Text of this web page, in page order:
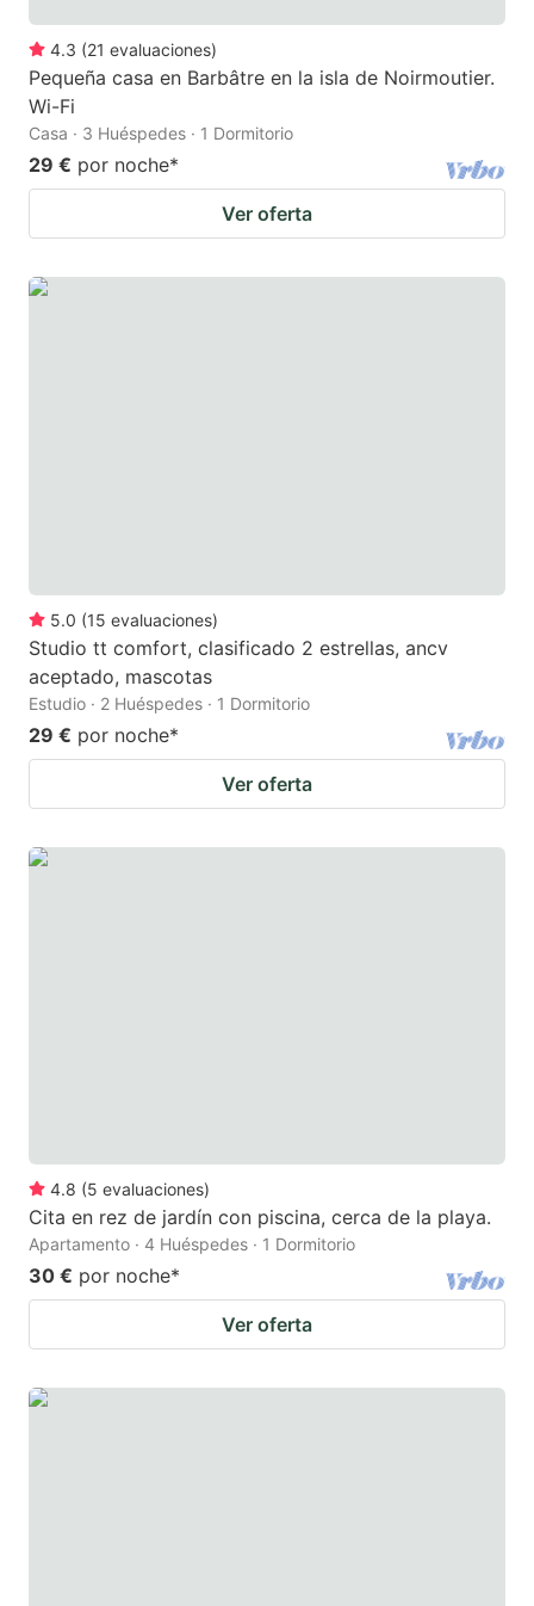
4.3 (21 evaluaciones)
Pequeña casa en Barbâtre en la isla de Noirmoutier.
Wi-Fi
Casa · 3 Huéspedes · 1 Dormitorio
29 € por noche*
Ver oferta
5.0 (15 evaluaciones)
Studio tt comfort, clasificado 2 estrellas, ancv
aceptado, mascotas
Estudio · 2 Huéspedes · 1 Dormitorio
29 € por noche*
Ver oferta
4.8 (5 evaluaciones)
Cita en rez de jardín con piscina, cerca de la playa.
Apartamento · 4 Huéspedes · 1 Dormitorio
30 € por noche*
Ver oferta